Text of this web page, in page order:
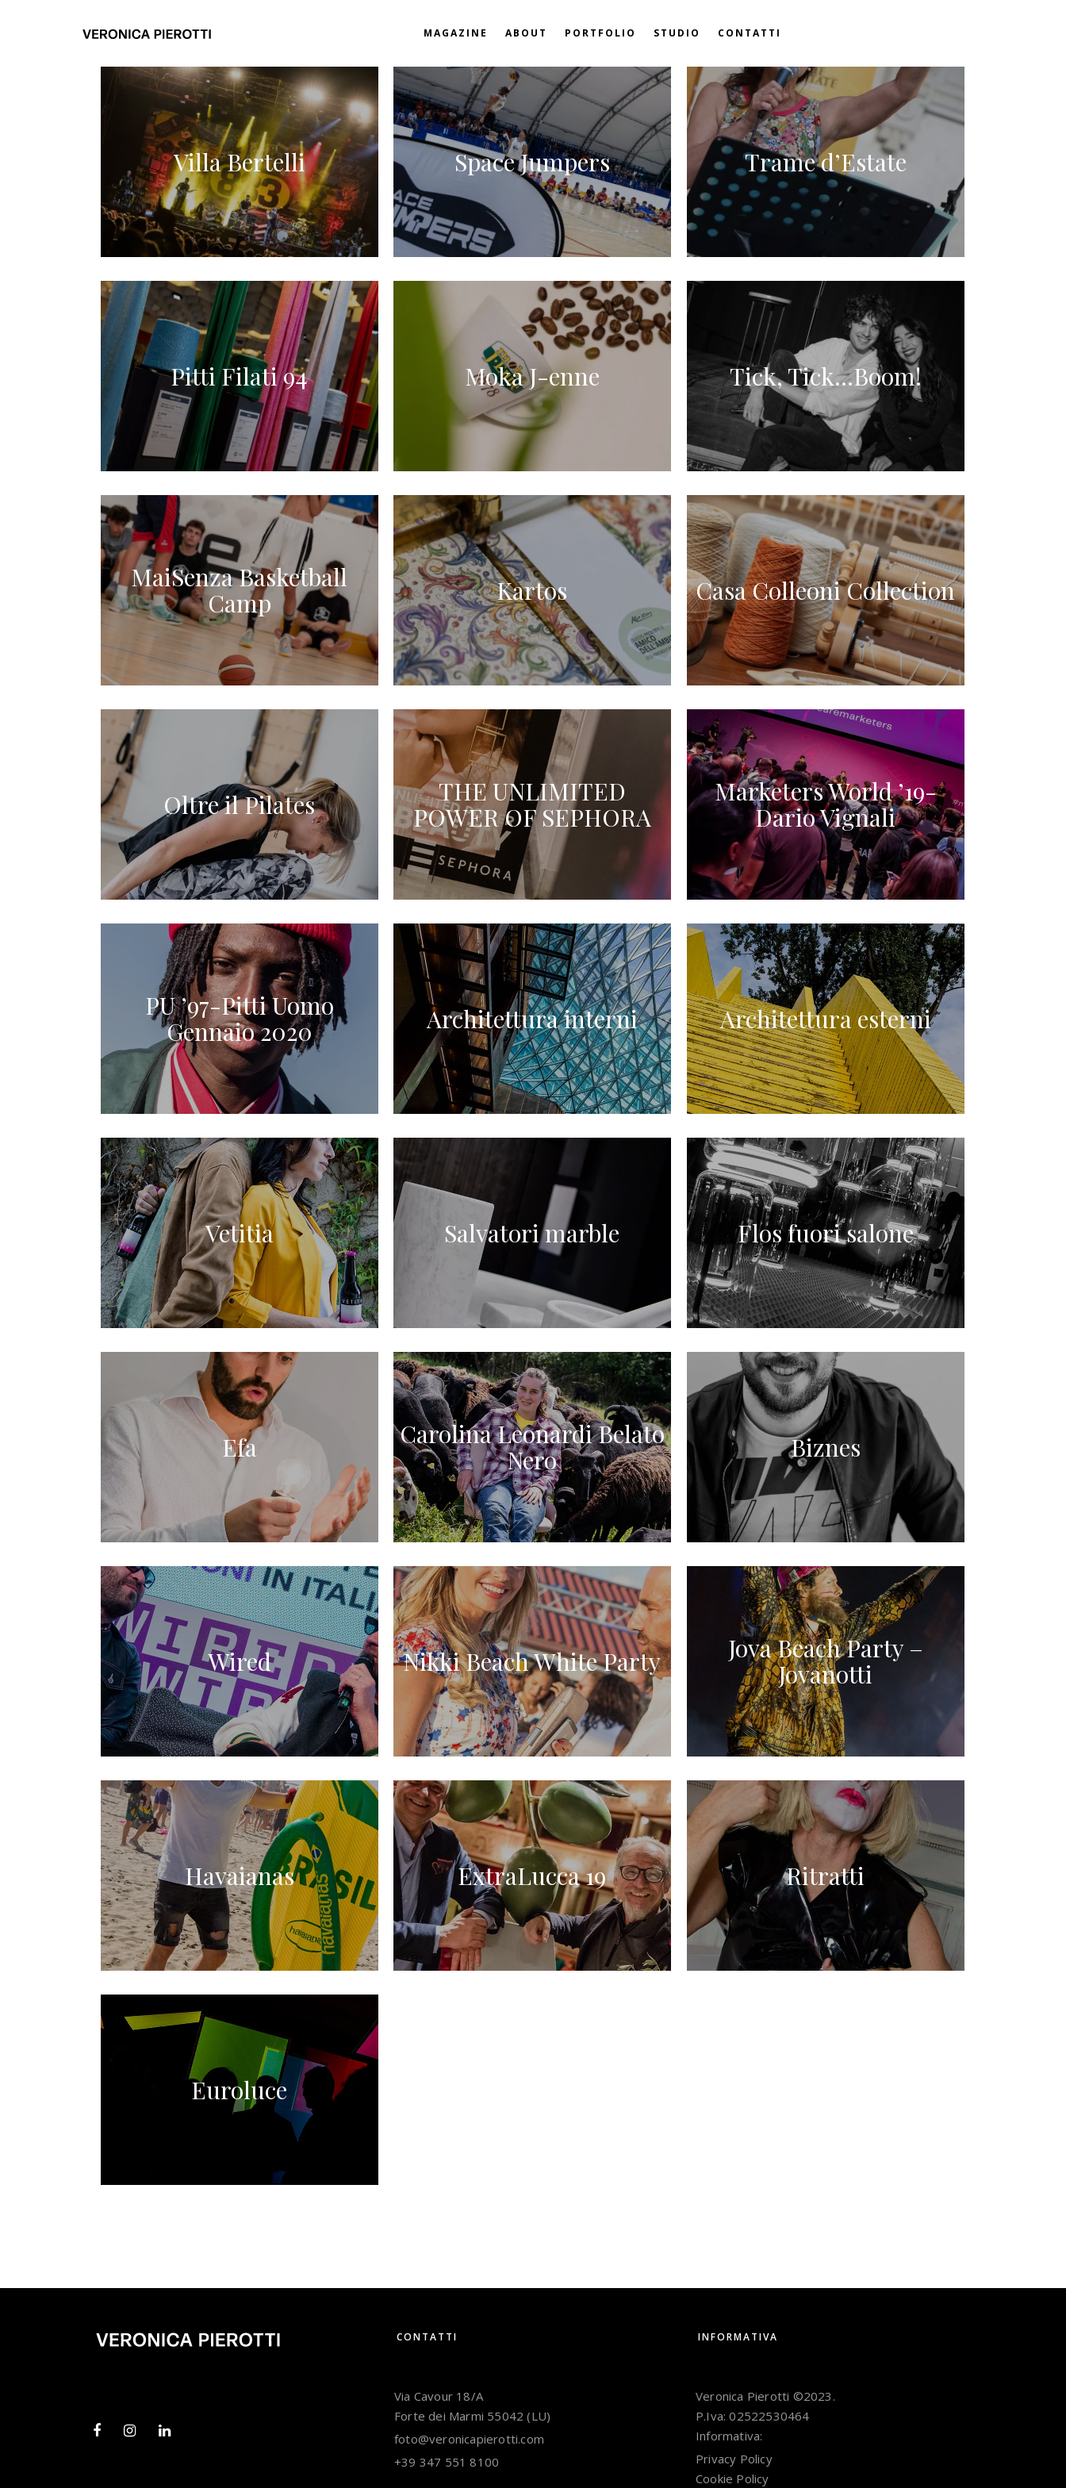
MAGAZINE ABOUT PORTFOLIO STUDIO CONTATTI
Villa Bertelli Space Jumpers Trame d’Estate
Pitti Filati 94 Moka J-enne Tick, Tick…Boom!
MaiSenza Basketball
Camp
Kartos Casa Colleoni Collection
Oltre il Pilates
THE UNLIMITED
POWER OF SEPHORA
Marketers World ’19-
Dario Vignali
PU ’97-Pitti Uomo
Gennaio 2020
Architettura interni Architettura esterni
Vetitia Salvatori marble Flos fuori salone
Efa
Carolina Leonardi Belato
Nero
Biznes
Wired Nikki Beach White Party
Jova Beach Party –
Jovanotti
Havaianas ExtraLucca 19 Ritratti
Euroluce
CONTATTI
Via Cavour 18/A
Forte dei Marmi 55042 (LU)
foto@veronicapierotti.com
+39 347 551 8100
INFORMATIVA
Veronica Pierotti ©2023.
P.Iva: 02522530464
Informativa:
Privacy Policy
Cookie Policy